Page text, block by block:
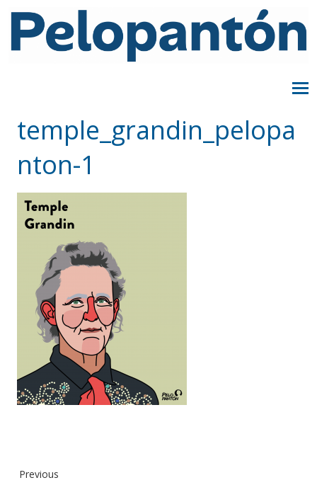
temple_grandin_pelopa
nton-1
Previous